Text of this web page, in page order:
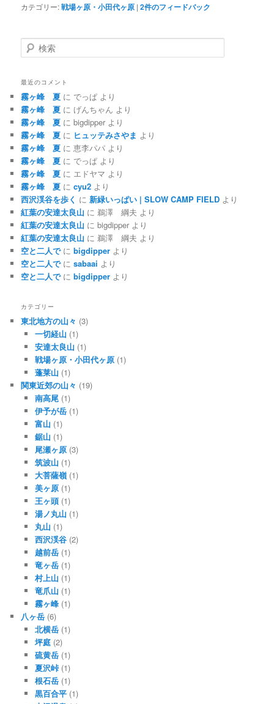
カテゴリー:戦場ヶ原・小田代ヶ原 |2件のフィードバック
検
索
最近のコメント
霧ヶ峰 夏 に でっぱ より
霧ヶ峰 夏 に げんちゃん より
霧ヶ峰 夏 にbigdipper より
霧ヶ峰 夏 に ヒュッテみさやま より
霧ヶ峰 夏 に恵李パパ より
霧ヶ峰 夏 に でっぱ より
霧ヶ峰 夏 に エドヤマ より
霧ヶ峰 夏 にcyu2 より
西沢渓谷を歩く に新緑いっぱい | SLOW CAMP FIELD より
紅葉の安達太良山 に 鵜澤 綱夫 より
紅葉の安達太良山 にbigdipper より
紅葉の安達太良山 に 鵜澤 綱夫 より
空と二人でにbigdipper より
空と二人でにsabaai より
空と二人でにbigdipper より
カテゴリー
東北地方の山々 (3)
一切経山 (1)
安達太良山 (1)
戦場ヶ原・小田代ヶ原(1)
蓬莱山 (1)
関東近郊の山々 (19)
南高尾(1)
伊予が岳(1)
富山 (1)
鋸山 (1)
尾瀬ヶ原(3)
筑波山 (1)
大菩薩嶺(1)
美ヶ原(1)
王ヶ頭(1)
湯ノ丸山 (1)
丸山 (1)
西沢渓谷(2)
越前岳(1)
竜ヶ岳(1)
村上山 (1)
竜爪山 (1)
霧ヶ峰(1)
八ヶ岳 (6)
北横岳(1)
坪庭(2)
硫黄岳(1)
夏沢峠(1)
根石岳(1)
黒百合平(1)